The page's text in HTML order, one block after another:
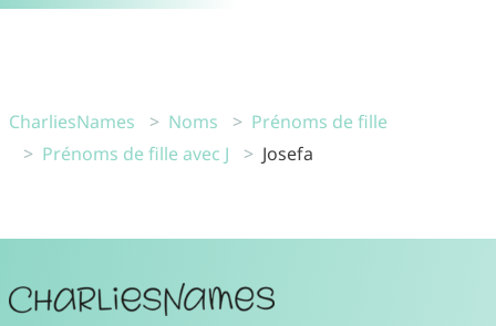
CharliesNames Noms
Prénoms de fille
Prénoms de fille avec J
Josefa